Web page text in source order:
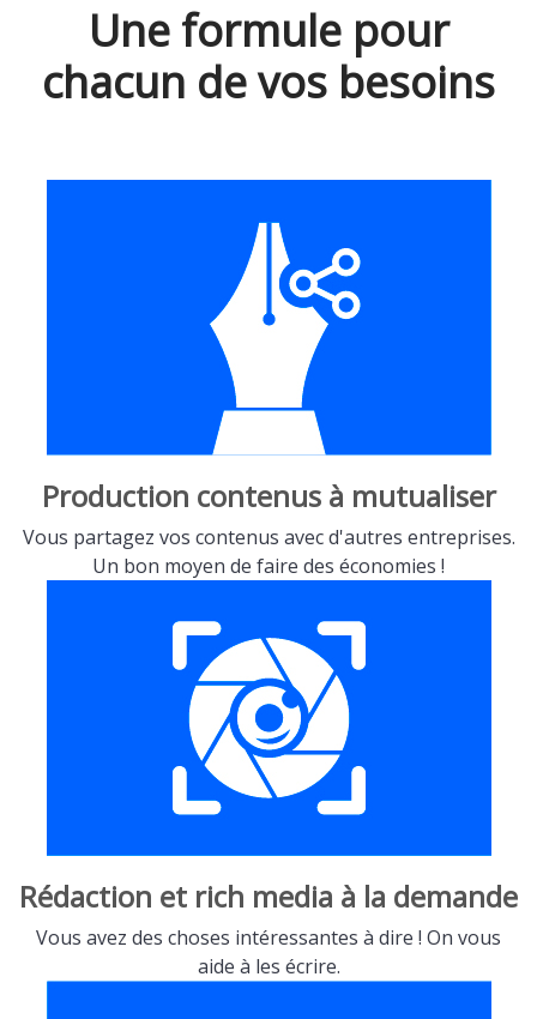
Une formule pour
chacun de vos besoins
Production contenus à mutualiser
Vous partagez vos contenus avec d'autres entreprises.
Un bon moyen de faire des économies !
Rédaction et rich media à la demande
Vous avez des choses intéressantes à dire ! On vous
aide à les écrire.